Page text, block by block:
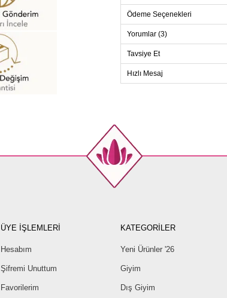
Beden
Ödeme Seçenekleri
Yorumlar (3)
Tavsiye Et
Hızlı Mesaj
ÜYE İŞLEMLERİ
Hesabım
Şifremi Unuttum
Favorilerim
KATEGORİLER
Yeni Ürünler '26
Giyim
Dış Giyim